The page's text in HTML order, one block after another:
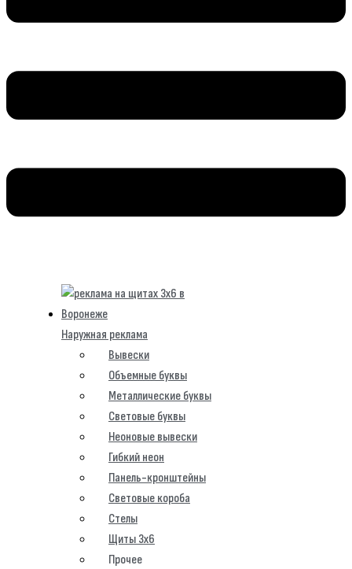
Наружная реклама
Вывески
Объемные буквы
Металлические буквы
Световые буквы
Неоновые вывески
Гибкий неон
Панель-кронштейны
Световые короба
Стелы
Щиты 3х6
Прочее